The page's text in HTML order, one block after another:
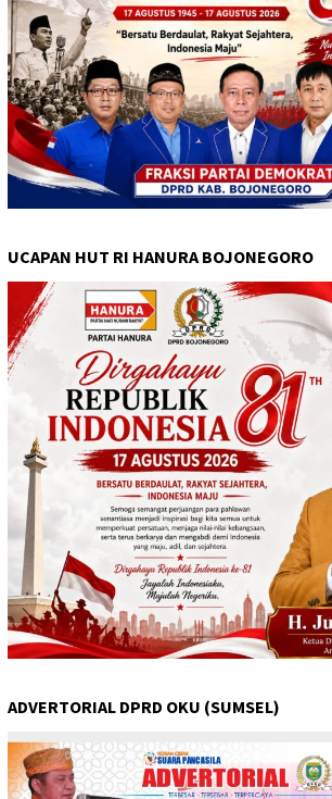
UCAPAN HUT RI HANURA BOJONEGORO
ADVERTORIAL DPRD OKU (SUMSEL)